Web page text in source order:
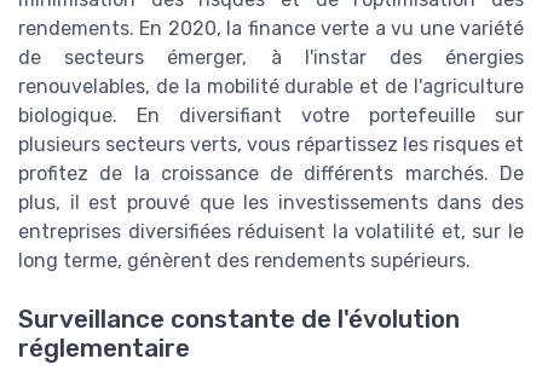
rendements. En 2020, la finance verte a vu une variété
de secteurs émerger, à l'instar des énergies
renouvelables, de la mobilité durable et de l'agriculture
biologique. En diversifiant votre portefeuille sur
plusieurs secteurs verts, vous répartissez les risques et
profitez de la croissance de différents marchés. De
plus, il est prouvé que les investissements dans des
entreprises diversifiées réduisent la volatilité et, sur le
long terme, génèrent des rendements supérieurs.
Surveillance constante de l'évolution
réglementaire